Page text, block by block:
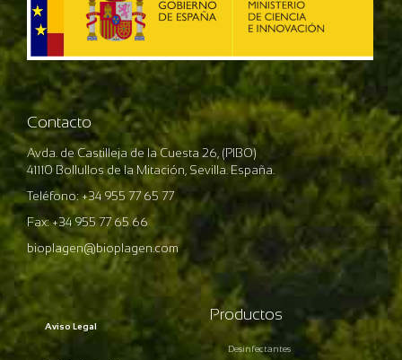
Contacto
Avda. de Castilleja de la Cuesta 26, (PIBO)
41110 Bollullos de la Mitación, Sevilla. España.
Teléfono: +34 955 77 65 77
Fax: +34 955 77 65 66
bioplagen@bioplagen.com
Aviso Legal
Productos
Desinfectantes